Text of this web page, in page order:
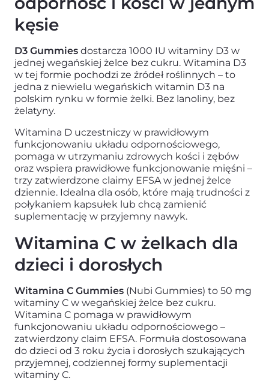
kęsie
D3 Gummies dostarcza 1000 IU witaminy D3 w
jednej wegańskiej żelce bez cukru. Witamina D3
w tej formie pochodzi ze źródeł roślinnych – to
jedna z niewielu wegańskich witamin D3 na
polskim rynku w formie żelki. Bez lanoliny, bez
żelatyny.
Witamina D uczestniczy w prawidłowym
funkcjonowaniu układu odpornościowego,
pomaga w utrzymaniu zdrowych kości i zębów
oraz wspiera prawidłowe funkcjonowanie mięśni –
trzy zatwierdzone claimy EFSA w jednej żelce
dziennie. Idealna dla osób, które mają trudności z
połykaniem kapsułek lub chcą zamienić
suplementację w przyjemny nawyk.
Witamina C w żelkach dla
dzieci i dorosłych
Witamina C Gummies (Nubi Gummies) to 50 mg
witaminy C w wegańskiej żelce bez cukru.
Witamina C pomaga w prawidłowym
funkcjonowaniu układu odpornościowego –
zatwierdzony claim EFSA. Formuła dostosowana
do dzieci od 3 roku życia i dorosłych szukających
przyjemnej, codziennej formy suplementacji
witaminy C.
Dzięki, nie lubię oszczędać